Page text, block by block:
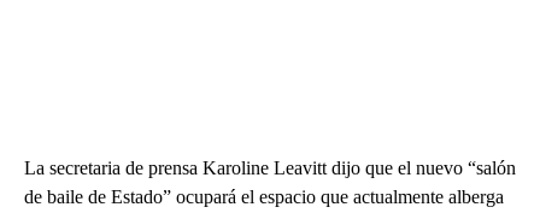
La secretaria de prensa Karoline Leavitt dijo que el nuevo “salón
de baile de Estado” ocupará el espacio que actualmente alberga